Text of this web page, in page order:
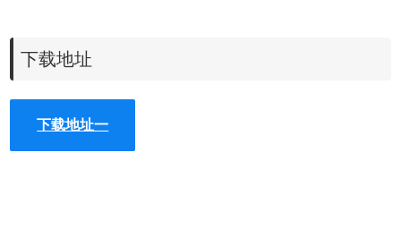
下载地址
下载地址一